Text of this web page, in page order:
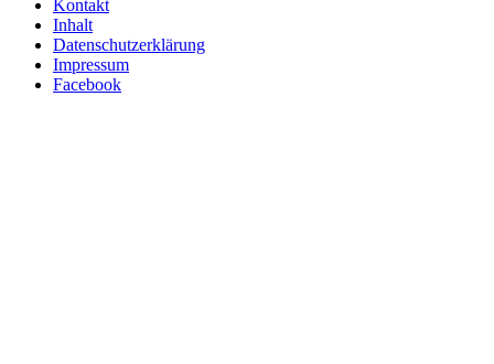
Kontakt
Inhalt
Datenschutzerklärung
Impressum
Facebook